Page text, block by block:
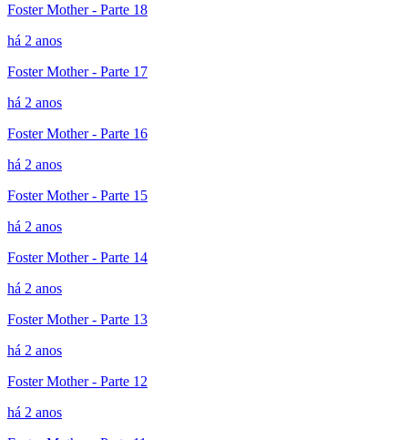
Foster Mother - Parte 18
há 2 anos
Foster Mother - Parte 17
há 2 anos
Foster Mother - Parte 16
há 2 anos
Foster Mother - Parte 15
há 2 anos
Foster Mother - Parte 14
há 2 anos
Foster Mother - Parte 13
há 2 anos
Foster Mother - Parte 12
há 2 anos